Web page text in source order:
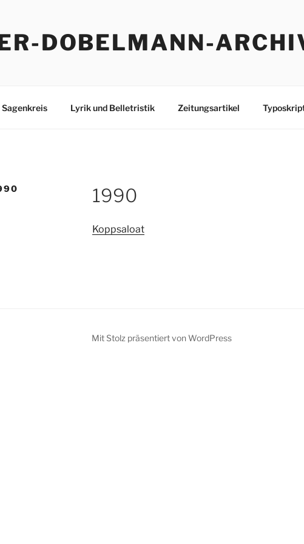
DOBELMANN-
Sagenkreis Lyrik und Belletristik Zeitungsartikel
1990
Koppsaloat
Mit Stolz präsentiert von WordPress